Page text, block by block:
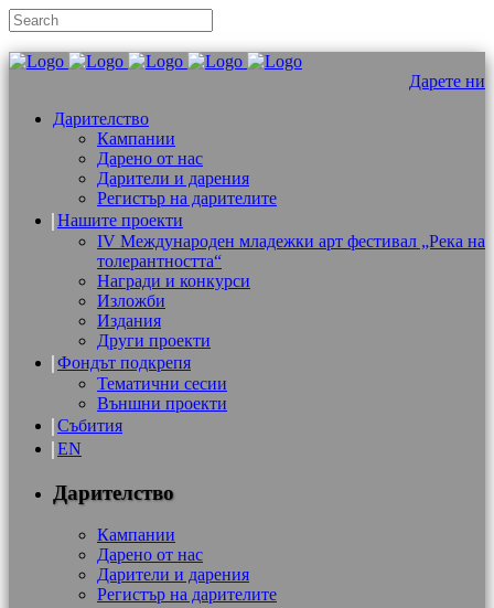
Дарете ни
Дарителство
Кампании
Дарено от нас
Дарители и дарения
Регистър на дарителите
Нашите проекти
IV Международен младежки арт фестивал „Река на
толерантността“
Награди и конкурси
Изложби
Издания
Други проекти
Фондът подкрепя
Тематични сесии
Външни проекти
Събития
EN
Дарителство
Кампании
Дарено от нас
Дарители и дарения
Регистър на дарителите